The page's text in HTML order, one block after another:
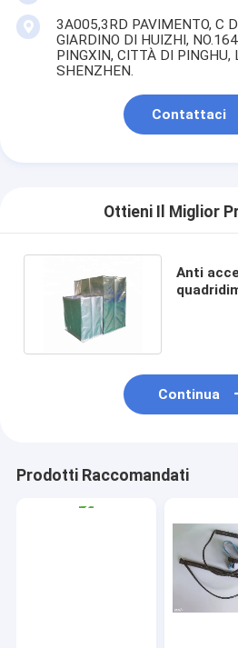
3A005,3RD PAVIMENTO, C
GIARDINO DI HUIZHI,
PINGXIN, CITTÀ DI PINGHU,
SHENZHEN.
Contattaci
Ottieni Il Miglior
Anti
Continua
Prodotti Raccomandati